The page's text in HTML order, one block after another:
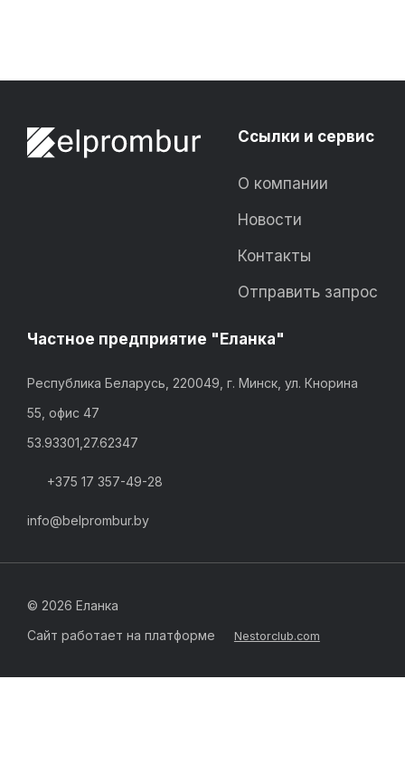
Ссылки и сервис
О компании
Новости
Контакты
Отправить запрос
Частное предприятие "Еланка"
Республика Беларусь, 220049, г. Минск, ул. Кнорина
55, офис 47
53.93301,27.62347
+375 17 357-49-28
info@belprombur.by
© 2026 Еланка
Сайт работает на платформе
Nestorclub.com